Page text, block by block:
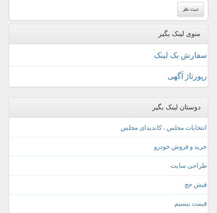
منوی لینک بگیر
سفارش بک لینک
رپورتاژ آگهی
دوستان لینک بگیر
انتخابات مجلس ، کاندیدای مجلس
خرید و فروش خودرو
طراحی سایت
فیش حج
قیمت بیسیم